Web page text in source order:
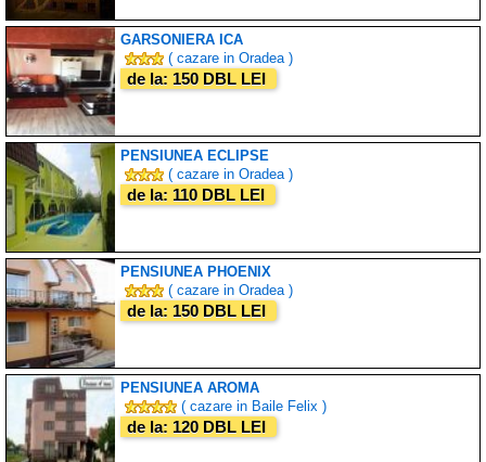
GARSONIERA ICA
( cazare in Oradea )
de la: 150 DBL LEI
PENSIUNEA ECLIPSE
( cazare in Oradea )
de la: 110 DBL LEI
PENSIUNEA PHOENIX
( cazare in Oradea )
de la: 150 DBL LEI
PENSIUNEA AROMA
( cazare in Baile Felix )
de la: 120 DBL LEI